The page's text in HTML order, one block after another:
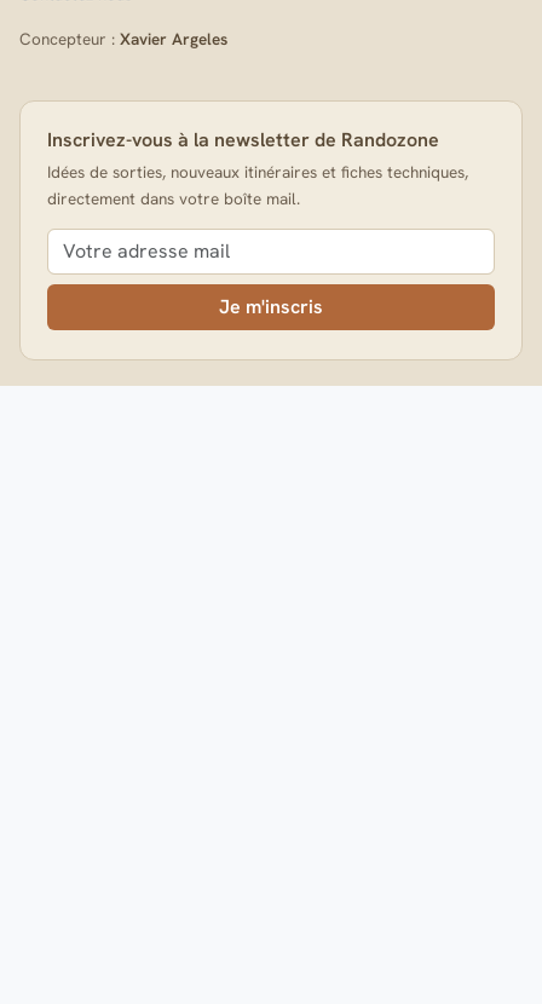
Concepteur : Xavier Argeles
Inscrivez-vous à la newsletter de Randozone
Idées de sorties, nouveaux itinéraires et fiches techniques,
directement dans votre boîte mail.
Je m'inscris